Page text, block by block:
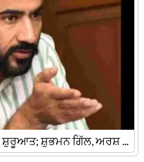
ਸ਼ੁਰੂਆਤ; ਸ਼ੁਭਮਨ ਗਿੱਲ, ਅਰਸ਼ ...